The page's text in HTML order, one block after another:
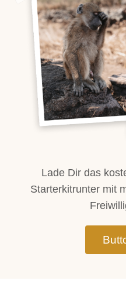
Lade Dir das
Starterkitrunter mit